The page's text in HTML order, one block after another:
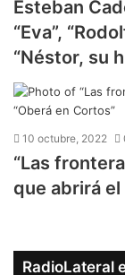
Esteban
“Eva”,
“Néstor, su
10 octubre, 2022
“Las
que abrirá el
RadioLateral